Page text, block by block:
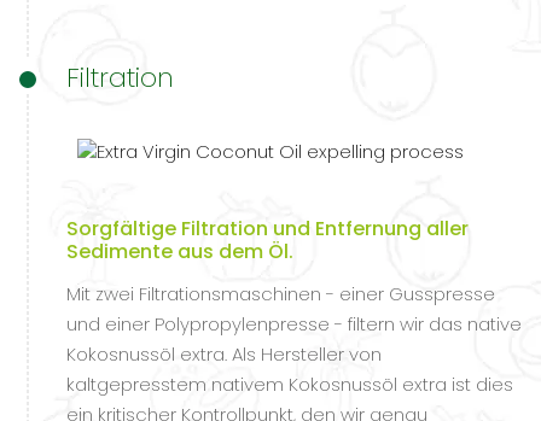
Filtration
Sorgfältige Filtration und Entfernung aller
Sedimente aus dem Öl.
Mit zwei Filtrationsmaschinen - einer Gusspresse
und einer Polypropylenpresse - filtern wir das native
Kokosnussöl extra. Als Hersteller von
kaltgepresstem nativem Kokosnussöl extra ist dies
ein kritischer Kontrollpunkt, den wir genau